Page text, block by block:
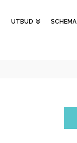
UTBUD SCHEMA